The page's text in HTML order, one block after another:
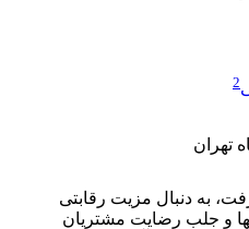
2
تهران
به دنبال مزیت رقابتی
و جلب رضایت مشتریان